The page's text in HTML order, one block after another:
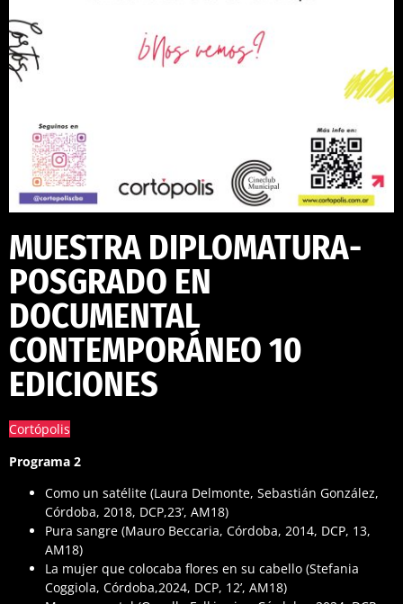
MUESTRA DIPLOMATURA-
POSGRADO EN
DOCUMENTAL
CONTEMPORÁNEO 10
EDICIONES
Cortópolis
Programa 2
Como un satélite (Laura Delmonte, Sebastián González,
Córdoba, 2018, DCP,23’, AM18)
Pura sangre (Mauro Beccaria, Córdoba, 2014, DCP, 13,
AM18)
La mujer que colocaba flores en su cabello (Stefania
Coggiola, Córdoba,2024, DCP, 12’, AM18)